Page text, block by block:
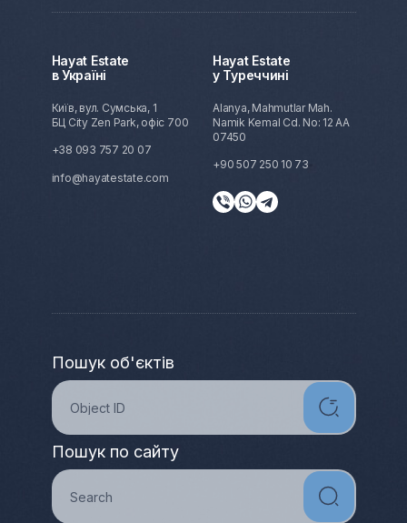
Hayat Estate
в Україні
Київ, вул. Сумська, 1
БЦ City Zen Park, офіс 700
+38 093 757 20 07
info@hayatestate.com
Hayat Estate
у Туреччині
Alanya, Mahmutlar Mah.
Namik Kemal Cd. No: 12 AA
07450
+90 507 250 10 73
Пошук об'єктів
Пошук по сайту